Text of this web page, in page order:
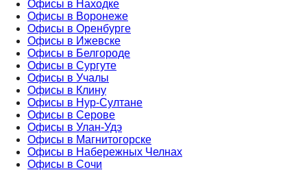
Офисы в Находке
Офисы в Воронеже
Офисы в Оренбурге
Офисы в Ижевске
Офисы в Белгороде
Офисы в Сургуте
Офисы в Учалы
Офисы в Клину
Офисы в Нур-Султане
Офисы в Серове
Офисы в Улан-Удэ
Офисы в Магнитогорске
Офисы в Набережных Челнах
Офисы в Сочи